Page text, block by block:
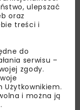
ulepszać
oraz
treści i
do
serwisu –
zgody.
Użytkownikiem.
i można ją